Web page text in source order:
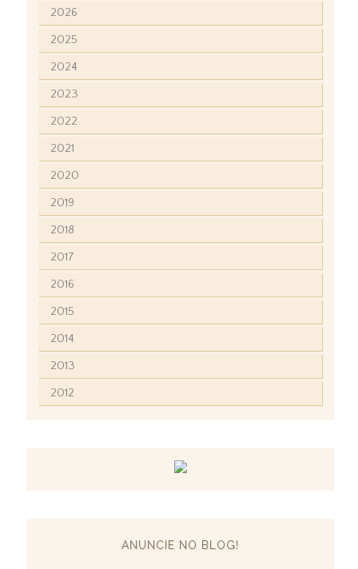
2026
2025
2024
2023
2022
2021
2020
2019
2018
2017
2016
2015
2014
2013
2012
ANUNCIE NO BLOG!